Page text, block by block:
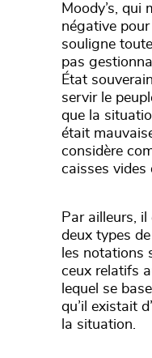
Moody’s, qui
négative
souligne
pas
État
servir le
que la
était
considère
caisses vides
Par ailleurs, il
deux types
les notations
ceux relatifs
lequel se
qu’il existait
la situation.